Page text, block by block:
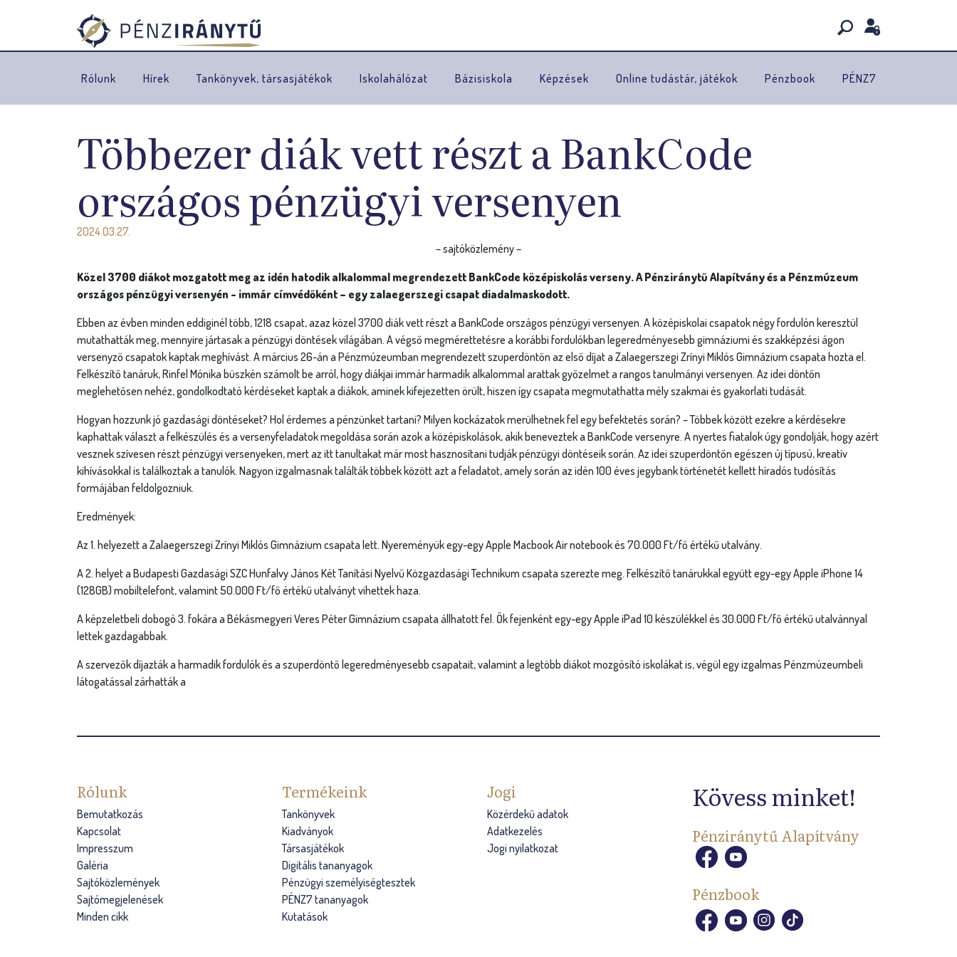
Rólunk Hírek Tankönyvek, társasjátékok Iskolahálózat Bázisiskola Képzések Online tudástár, játékok Pénzbook PÉNZ7
Többezer diák vett részt a BankCode
országos pénzügyi versenyen
2024.03.27.
– sajtóközlemény –
Közel 3700 diákot mozgatott meg az idén hatodik alkalommal megrendezett BankCode középiskolás verseny. A Pénziránytű Alapítvány és a Pénzmúzeum
országos pénzügyi versenyén - immár címvédőként – egy zalaegerszegi csapat diadalmaskodott.
Ebben az évben minden eddiginél több, 1218 csapat, azaz közel 3700 diák vett részt a BankCode országos pénzügyi versenyen. A középiskolai csapatok négy fordulón keresztül
mutathatták meg, mennyire jártasak a pénzügyi döntések világában. A végső megmérettetésre a korábbi fordulókban legeredményesebb gimnáziumi és szakképzési ágon
versenyző csapatok kaptak meghívást. A március 26-án a Pénzmúzeumban megrendezett szuperdöntőn az első díjat a Zalaegerszegi Zrínyi Miklós Gimnázium csapata hozta el.
Felkészítő tanáruk, Rinfel Mónika büszkén számolt be arról, hogy diákjai immár harmadik alkalommal arattak győzelmet a rangos tanulmányi versenyen. Az idei döntőn
meglehetősen nehéz, gondolkodtató kérdéseket kaptak a diákok, aminek kifejezetten örült, hiszen így csapata megmutathatta mély szakmai és gyakorlati tudását.
Hogyan hozzunk jó gazdasági döntéseket? Hol érdemes a pénzünket tartani? Milyen kockázatok merülhetnek fel egy befektetés során? – Többek között ezekre a kérdésekre
kaphattak választ a felkészülés és a versenyfeladatok megoldása során azok a középiskolások, akik beneveztek a BankCode versenyre. A nyertes fiatalok úgy gondolják, hogy azért
vesznek szívesen részt pénzügyi versenyeken, mert az itt tanultakat már most hasznosítani tudják pénzügyi döntéseik során. Az idei szuperdöntőn egészen új típusú, kreatív
kihívásokkal is találkoztak a tanulók. Nagyon izgalmasnak találták többek között azt a feladatot, amely során az idén 100 éves jegybank történetét kellett híradós tudósítás
formájában feldolgozniuk.
Eredmények:
Az 1. helyezett a Zalaegerszegi Zrínyi Miklós Gimnázium csapata lett. Nyereményük egy-egy Apple Macbook Air notebook és 70.000 Ft/fő értékű utalvány.
A 2. helyet a Budapesti Gazdasági SZC Hunfalvy János Két Tanítási Nyelvű Közgazdasági Technikum csapata szerezte meg. Felkészítő tanárukkal együtt egy-egy Apple iPhone 14
(128GB) mobiltelefont, valamint 50.000 Ft/fő értékű utalványt vihettek haza.
A képzeletbeli dobogó 3. fokára a Békásmegyeri Veres Péter Gimnázium csapata állhatott fel. Ők fejenként egy-egy Apple iPad 10 készülékkel és 30.000 Ft/fő értékű utalvánnyal
lettek gazdagabbak.
A szervezők díjazták a harmadik fordulók és a szuperdöntő legeredményesebb csapatait, valamint a legtöbb diákot mozgósító iskolákat is, végül egy izgalmas Pénzmúzeumbeli
látogatással zárhatták a
Rólunk
Bemutatkozás
Kapcsolat
Impresszum
Galéria
Sajtóközlemények
Sajtómegjelenések
Minden cikk
Termékeink
Tankönyvek
Kiadványok
Társasjátékok
Digitális tananyagok
Pénzügyi személyiségtesztek
PÉNZ7 tananyagok
Kutatások
Jogi
Közérdekű adatok
Adatkezelés
Jogi nyilatkozat
Kövess minket!
Pénziránytű Alapítvány
Pénzbook